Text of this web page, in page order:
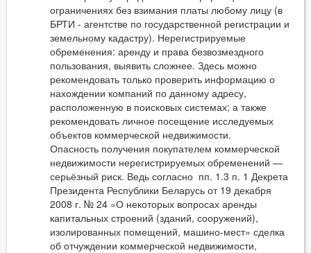
ограничениях без взимания платы любому лицу (в
БРТИ - агентстве по государственной регистрации и
земельному кадастру). Нерегистрируемые
обременения: аренду и права безвозмездного
пользования, выявить сложнее. Здесь можно
рекомендовать только проверить информацию о
нахождении компаний по данному адресу,
расположенную в поисковых системах; а также
рекомендовать личное посещение исследуемых
объектов коммерческой недвижимости.
Опасность получения покупателем коммерческой
недвижимости нерегистрируемых обременений —
серьёзный риск. Ведь согласно пп. 1.3 п. 1 Декрета
Президента Республики Беларусь от 19 декабря
2008 г. № 24 «О некоторых вопросах аренды
капитальных строений (зданий, сооружений),
изолированных помещений, машино-мест» сделка
об отчуждении коммерческой недвижимости,